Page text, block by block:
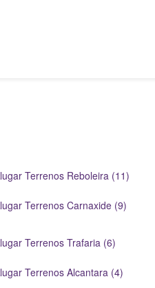
Terrenos Reboleira (11)
Terrenos Carnaxide (9)
Terrenos Trafaria (6)
Terrenos Alcantara (4)